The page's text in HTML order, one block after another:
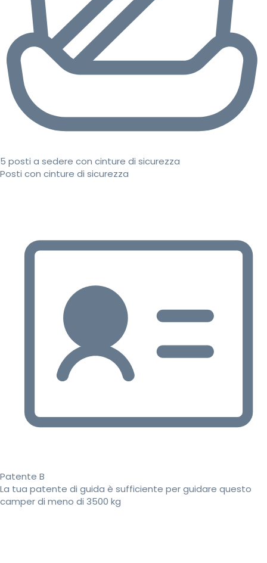
5 posti a sedere con cinture di sicurezza
Posti con cinture di sicurezza
Patente B
La tua patente di guida è sufficiente per guidare questo
camper di meno di 3500 kg